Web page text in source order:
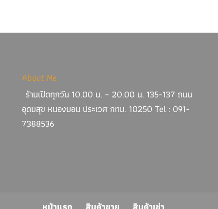
About Me
ร้านเปิดทุกวัน 10.00 น. – 20.00 น. 135-137 ถนน
อุดมสุข หนองบอน ประเวศ กทม. 10250 Tel : 091-
7388536